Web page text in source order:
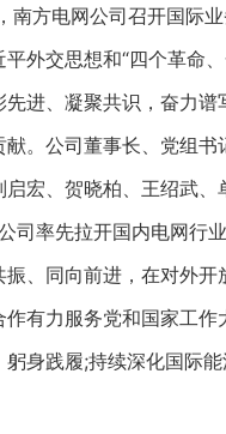
方电网公司召开国际业
平外交思想和“四个革命
进、凝聚共识，奋力
献。公司董事长、党组
宏、贺晓柏、王绍武、
率先拉开国内电网行业
振、同向前进，在对外
作有力服务党和国家工
身践履;持续深化国际